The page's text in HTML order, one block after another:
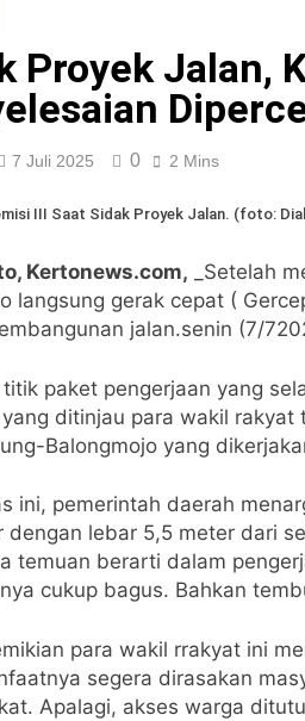
Proyek Jalan,
7 Juli 2025 0 2 Mins
III Saat Sidak Proyek Jalan. (foto:
Kertonews.com, _Setelah
langsung gerak cepat (
jalan.senin (7/
paket pengerjaan yang
ditinjau para wakil
Balongmojo yang
ini, pemerintah daerah
dengan lebar 5,5 meter dari
temuan berarti dalam
cukup bagus. Bahkan
para wakil rrakyat ini
segera dirasakan
Apalagi, akses warga